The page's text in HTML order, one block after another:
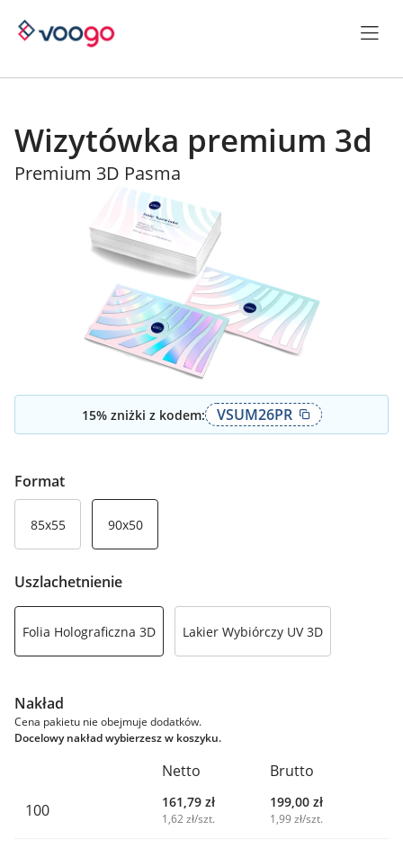
Wizytówka premium 3d
Premium 3D Pasma
15% zniżki z kodem: VSUM26PR
Format
85x55 90x50
Uszlachetnienie
Folia Holograficzna 3D Lakier Wybiórczy UV 3D
Nakład
Cena pakietu nie obejmuje dodatków.
Docelowy nakład wybierzesz w koszyku.
Netto
Brutto
100
161,79 zł
1,62 zł/szt.
199,00 zł
1,99 zł/szt.